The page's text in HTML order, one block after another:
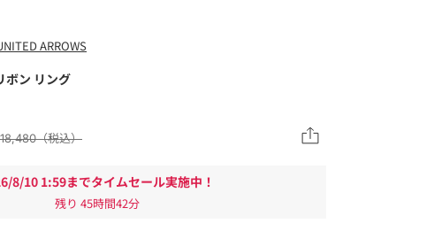
ARROWS
ン リング
（税込）
8/10 1:59までタイムセール実施中！
残り 45時間42分